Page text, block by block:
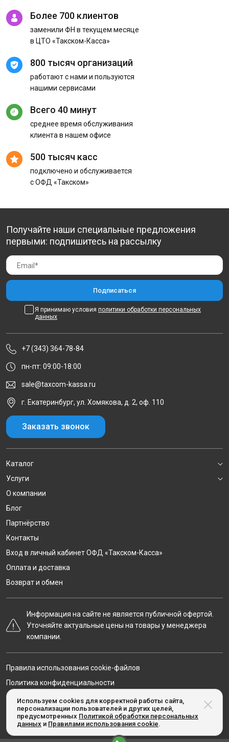
Более 700 клиентов
заменили ФН в текущем месяце
в ЦТО «Такском-Касса»
800 тысяч организаций
работают с нами и пользуются
нашими сервисами
Всего 40 минут
среднее время обслуживания
клиента в нашем офисе
500 тысяч касс
подключено и обслуживается
с ОФД «Такском»
Используем cookies для корректной работы сайта,
персонализации пользователей и других целей,
предусмотренных Политикой обработки персональных
данных и Правилами использования cookie.
Получайте наши специальные предложения
первыми: подпишитесь на рассылку
Я принимаю условия политики обработки персональных
данных
+7 (343) 364-78-84
пн-пт: 09:00-18:00
sale@taxcom-kassa.ru
г. Екатеринбург, ул. Хомякова, д. 2, оф. 110
Заказать звонок
Каталог
Услуги
О компании
Блог
Партнёрство
Контакты
Вход в личный кабинет ОФД «Такском-Касса»
Оплата и доставка
Возврат и обмен
Информация на сайте не является публичной офертой.
Уточняйте актуальные цены на товары у менеджера
компании.
© Taxcom-kassa.ru, 2020-2026
Правила использования cookie-файлов
Политика конфиденциальности
Карта сайта